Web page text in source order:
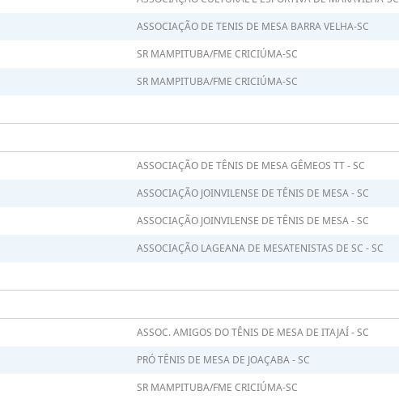
ASSOCIAÇÃO DE TENIS DE MESA BARRA VELHA-SC
SR MAMPITUBA/FME CRICIÚMA-SC
SR MAMPITUBA/FME CRICIÚMA-SC
ASSOCIAÇÃO DE TÊNIS DE MESA GÊMEOS TT - SC
ASSOCIAÇÃO JOINVILENSE DE TÊNIS DE MESA - SC
ASSOCIAÇÃO JOINVILENSE DE TÊNIS DE MESA - SC
ASSOCIAÇÃO LAGEANA DE MESATENISTAS DE SC - SC
ASSOC. AMIGOS DO TÊNIS DE MESA DE ITAJAÍ - SC
PRÓ TÊNIS DE MESA DE JOAÇABA - SC
SR MAMPITUBA/FME CRICIÚMA-SC